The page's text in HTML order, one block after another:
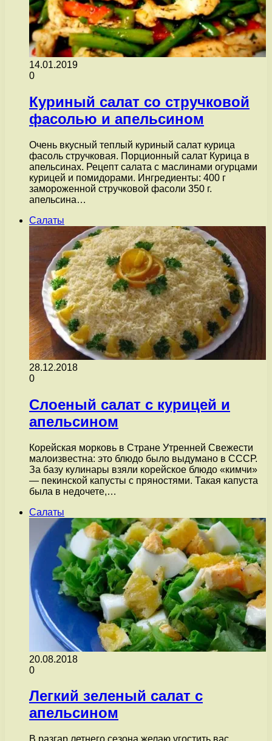
14.01.2019
0
Куриный салат со стручковой
фасолью и апельсином
Очень вкусный теплый куриный салат курица
фасоль стручковая. Порционный салат Курица в
апельсинах. Рецепт салата с маслинами огурцами
курицей и помидорами. Ингредиенты: 400 г
замороженной стручковой фасоли 350 г.
апельсина…
Салаты
28.12.2018
0
Слоеный салат с курицей и
апельсином
Корейская морковь в Стране Утренней Свежести
малоизвестна: это блюдо было выдумано в СССР.
За базу кулинары взяли корейское блюдо «кимчи»
— пекинской капусты с пряностями. Такая капуста
была в недочете,…
Салаты
20.08.2018
0
Легкий зеленый салат с
апельсином